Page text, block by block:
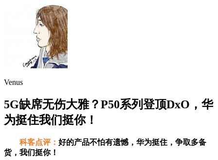
Venus
5G缺席无伤大雅？P50系列登顶DxO，华
为挺住我们挺你！
科客点评： 好的产品不怕有遗憾，华为挺住，争取多备
货，我们挺你！